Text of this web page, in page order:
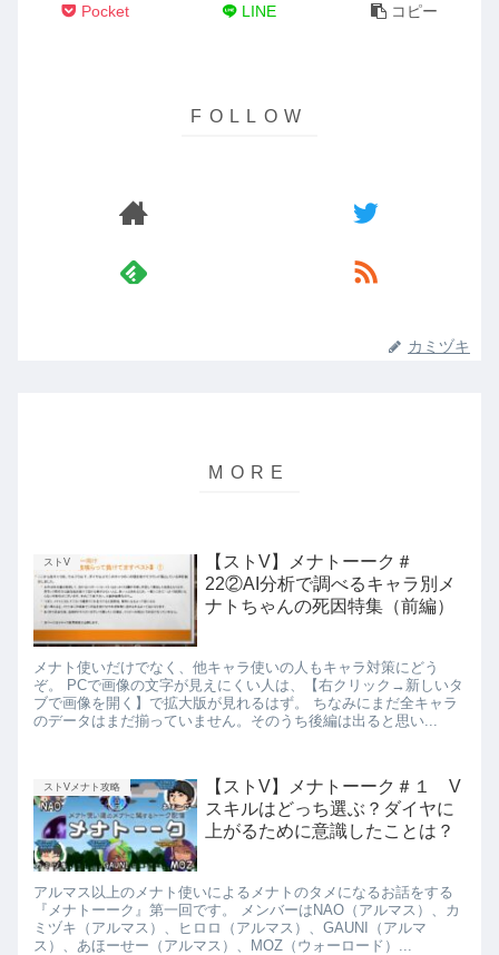
Pocket LINE コピー
カミヅキ
ストV
【ストV】メナトーーク＃
22②AI分析で調べるキャラ別メ
ナトちゃんの死因特集（前編）
メナト使いだけでなく、他キャラ使いの人もキャラ対策にどう
ぞ。 PCで画像の文字が見えにくい人は、【右クリック→新しいタ
ブで画像を開く】で拡大版が見れるはず。 ちなみにまだ全キャラ
のデータはまだ揃っていません。そのうち後編は出ると思い...
ストVメナト攻略
【ストV】メナトーーク＃１ V
スキルはどっち選ぶ？ダイヤに
上がるために意識したことは？
アルマス以上のメナト使いによるメナトのタメになるお話をする
『メナトーーク』第一回です。 メンバーはNAO（アルマス）、カ
ミヅキ（アルマス）、ヒロロ（アルマス）、GAUNI（アルマ
ス）、あほーせー（アルマス）、MOZ（ウォーロード）...